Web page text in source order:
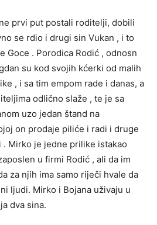
prvi put postali roditelji, dobili
se rdio i drugi sin Vukan , i to
Goce . Porodica Rodić , odnosn
su kod svojih kćerki od malih
, i sa tim empom rade i danas, a
odlično slaže , te je sa
uzo jedan štand na
on prodaje piliće i radi i druge
Mirko je jedne prilike istakao
u firmi Rodić , ali da im
za njih ima samo riječi hvale da
ljudi. Mirko i Bojana uživaju u
dva sina.